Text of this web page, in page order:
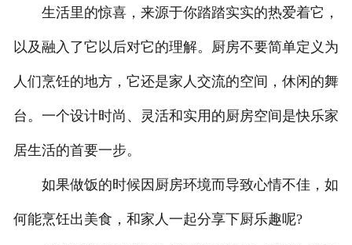
生活里的惊喜，来源于你踏踏实实的热爱着它，
以及融入了它以后对它的理解。厨房不要简单定义为
人们烹饪的地方，它还是家人交流的空间，休闲的舞
台。一个设计时尚、灵活和实用的厨房空间是快乐家
居生活的首要一步。
如果做饭的时候因厨房环境而导致心情不佳，如
何能烹饪出美食，和家人一起分享下厨乐趣呢?